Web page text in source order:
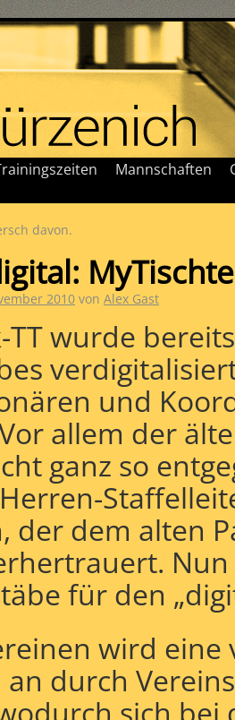
Mannschaften
davon.
2010 von Alex Gast
TT wurde
und
allem der
ganz so
der dem alten
Nun
für den
wird
durch